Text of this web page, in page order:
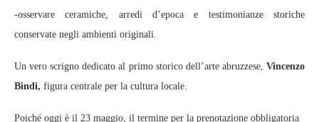
-osservare ceramiche, arredi d’epoca e testimonianze storiche
conservate negli ambienti originali.
Un vero scrigno dedicato al primo storico dell’arte abruzzese, Vincenzo
Bindi, figura centrale per la cultura locale.
Poiché oggi è il 23 maggio, il termine per la prenotazione obbligatoria